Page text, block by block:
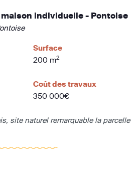
individuelle - Pontoise
Surface
200 m2
Coût des travaux
350 000€
site naturel remarquable la parcelle